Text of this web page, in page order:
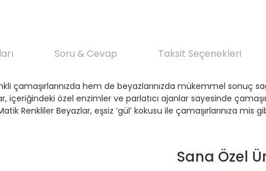
Soru & Cevap Taksit Seçenekleri
çamaşırlarınızda hem de beyazlarınızda mükemmel sonuç
içeriğindeki özel enzimler ve parlatıcı ajanlar sayesinde
Renkliler Beyazlar, eşsiz ‘gül’ kokusu ile çamaşırlarınıza mis
Bu ürüne ilk yorumu
Ürün hakkında henüz soru
ve diğer konularda yetersiz gördüğünüz noktaları öneri
Sana Özel